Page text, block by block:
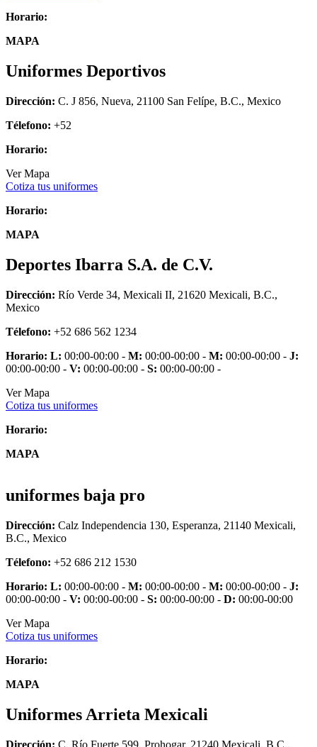
Horario:
MAPA
Uniformes Deportivos
Dirección: C. J 856, Nueva, 21100 San Felípe, B.C., Mexico
Télefono: +52
Horario:
Ver Mapa
Cotiza tus uniformes
Horario:
MAPA
Deportes Ibarra S.A. de C.V.
Dirección: Río Verde 34, Mexicali II, 21620 Mexicali, B.C.,
Mexico
Télefono: +52 686 562 1234
Horario: L: 00:00-00:00 - M: 00:00-00:00 - M: 00:00-00:00 - J:
00:00-00:00 - V: 00:00-00:00 - S: 00:00-00:00 -
Ver Mapa
Cotiza tus uniformes
Horario:
MAPA
uniformes baja pro
Dirección: Calz Independencia 130, Esperanza, 21140 Mexicali,
B.C., Mexico
Télefono: +52 686 212 1530
Horario: L: 00:00-00:00 - M: 00:00-00:00 - M: 00:00-00:00 - J:
00:00-00:00 - V: 00:00-00:00 - S: 00:00-00:00 - D: 00:00-00:00
Ver Mapa
Cotiza tus uniformes
Horario:
MAPA
Uniformes Arrieta Mexicali
Dirección: C. Río Fuerte 599, Prohogar, 21240 Mexicali, B.C.,